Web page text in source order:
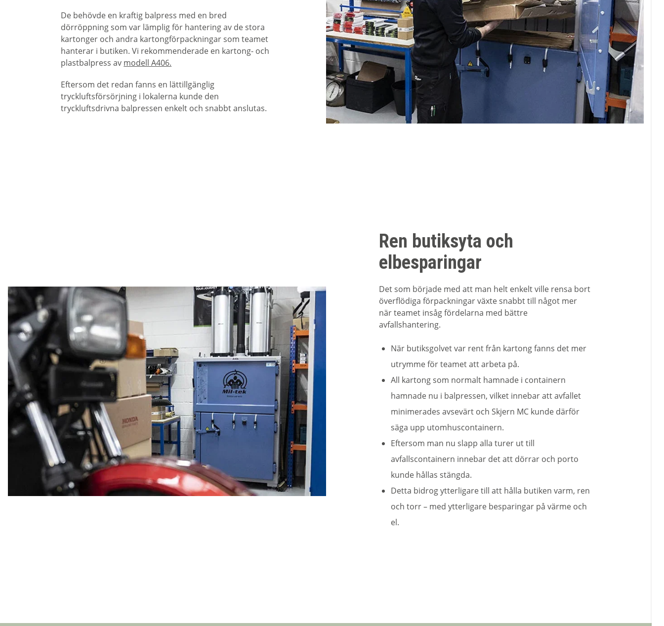
De behövde en kraftig balpress med en bred
dörröppning som var lämplig för hantering av de stora
kartonger och andra kartongförpackningar som teamet
hanterar i butiken. Vi rekommenderade en kartong- och
plastbalpress av modell A406.
Eftersom det redan fanns en lättillgänglig
tryckluftsförsörjning i lokalerna kunde den
tryckluftsdrivna balpressen enkelt och snabbt anslutas.
Ren butiksyta och
elbesparingar
Det som började med att man helt enkelt ville rensa bort
överflödiga förpackningar växte snabbt till något mer
när teamet insåg fördelarna med bättre
avfallshantering.
När butiksgolvet var rent från kartong fanns det mer
utrymme för teamet att arbeta på.
All kartong som normalt hamnade i containern
hamnade nu i balpressen, vilket innebar att avfallet
minimerades avsevärt och Skjern MC kunde därför
säga upp utomhuscontainern.
Eftersom man nu slapp alla turer ut till
avfallscontainern innebar det att dörrar och porto
kunde hållas stängda.
Detta bidrog ytterligare till att hålla butiken varm, ren
och torr – med ytterligare besparingar på värme och
el.